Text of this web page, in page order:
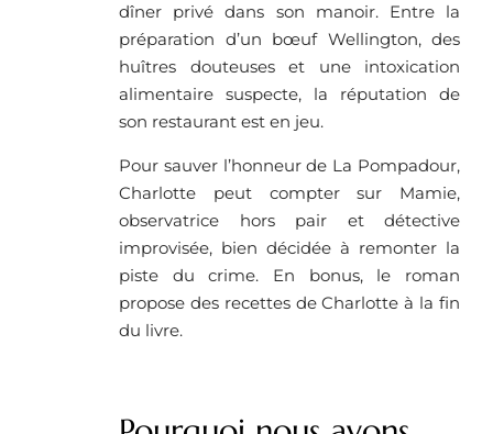
dîner privé dans son manoir. Entre la
préparation d’un bœuf Wellington, des
huîtres douteuses et une intoxication
alimentaire suspecte, la réputation de
son restaurant est en jeu.
Pour sauver l’honneur de La Pompadour,
Charlotte peut compter sur Mamie,
observatrice hors pair et détective
improvisée, bien décidée à remonter la
piste du crime. En bonus, le roman
propose des recettes de Charlotte à la fin
du livre.